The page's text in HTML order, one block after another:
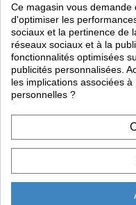
EN SAVOIR +
PRATIQUE
LIENS
Ce magasin vous demande
d'optimiser les
sociaux et la pertinence de
réseaux sociaux et à la
fonctionnalités optimisées
publicités personnalisées.
les implications associées
personnelles ?